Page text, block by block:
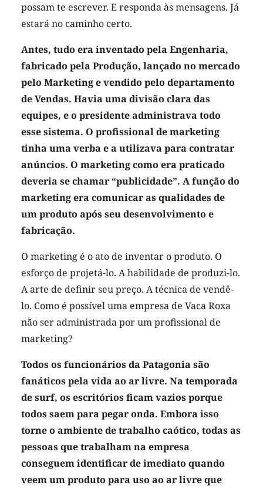
possam te escrever. E responda às mensagens. Já
estará no caminho certo.
Antes, tudo era inventado pela Engenharia,
fabricado pela Produção, lançado no mercado
pelo Marketing e vendido pelo departamento
de Vendas. Havia uma divisão clara das
equipes, e o presidente administrava todo
esse sistema. O profissional de marketing
tinha uma verba e a utilizava para contratar
anúncios. O marketing como era praticado
deveria se chamar “publicidade”. A função do
marketing era comunicar as qualidades de
um produto após seu desenvolvimento e
fabricação.
O marketing é o ato de inventar o produto. O
esforço de projetá-lo. A habilidade de produzi-lo.
A arte de definir seu preço. A técnica de vendê-
lo. Como é possível uma empresa de Vaca Roxa
não ser administrada por um profissional de
marketing?
Todos os funcionários da Patagonia são
fanáticos pela vida ao ar livre. Na temporada
de surf, os escritórios ficam vazios porque
todos saem para pegar onda. Embora isso
torne o ambiente de trabalho caótico, todas as
pessoas que trabalham na empresa
conseguem identificar de imediato quando
veem um produto para uso ao ar livre que